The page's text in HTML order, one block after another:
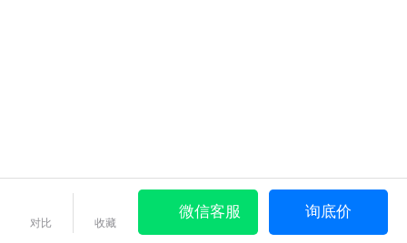
对比 收藏
微信客服 询底价